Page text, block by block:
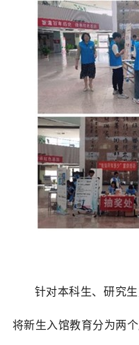
针对本科生、研究
将新生入馆教育分为两